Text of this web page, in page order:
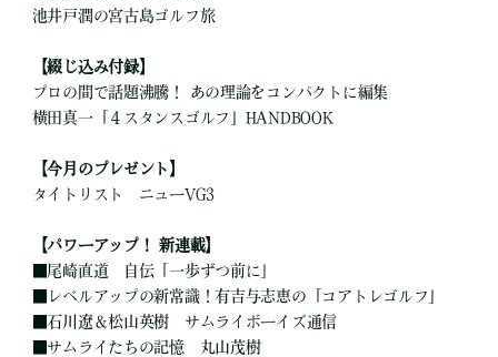
池井戸潤の宮古島ゴルフ旅
【綴じ込み付録】
プロの間で話題沸騰！ あの理論をコンパクトに編集
横田真一「４スタンスゴルフ」HANDBOOK
【今月のプレゼント】
タイトリスト ニューVG3
【パワーアップ！ 新連載】
尾崎直道 自伝「一歩ずつ前に」
レベルアップの新常識！有吉与志恵の「コアトレゴルフ」
■石川遼＆松山英樹 サムライボーイズ通信
サムライたちの記憶 丸山茂樹